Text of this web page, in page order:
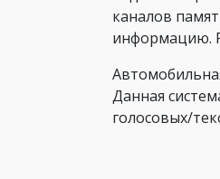
каналов
информацию.
Данная
голосовых/